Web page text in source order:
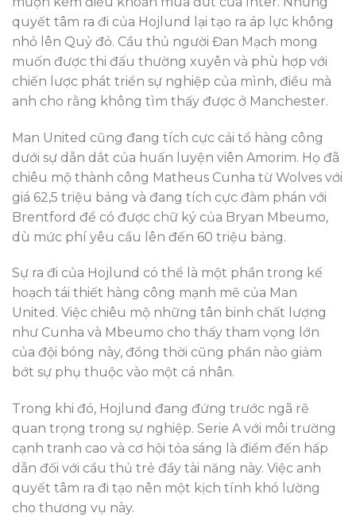
quyết tâm ra đi của Hojlund lại tạo ra áp lực không
nhỏ lên Quỷ đỏ. Cầu thủ người Đan Mạch mong
muốn được thi đấu thường xuyên và phù hợp với
chiến lược phát triển sự nghiệp của mình, điều mà
anh cho rằng không tìm thấy được ở Manchester.
Man United cũng đang tích cực cải tổ hàng công
dưới sự dẫn dắt của huấn luyện viên Amorim. Họ đã
chiêu mộ thành công Matheus Cunha từ Wolves với
giá 62,5 triệu bảng và đang tích cực đàm phán với
Brentford để có được chữ ký của Bryan Mbeumo,
dù mức phí yêu cầu lên đến 60 triệu bảng.
Sự ra đi của Hojlund có thể là một phần trong kế
hoạch tái thiết hàng công mạnh mẽ của Man
United. Việc chiêu mộ những tân binh chất lượng
như Cunha và Mbeumo cho thấy tham vọng lớn
của đội bóng này, đồng thời cũng phần nào giảm
bớt sự phụ thuộc vào một cá nhân.
Trong khi đó, Hojlund đang đứng trước ngã rẽ
quan trọng trong sự nghiệp. Serie A với môi trường
cạnh tranh cao và cơ hội tỏa sáng là điểm đến hấp
dẫn đối với cầu thủ trẻ đầy tài năng này. Việc anh
quyết tâm ra đi tạo nên một kịch tính khó lường
cho thương vụ này.